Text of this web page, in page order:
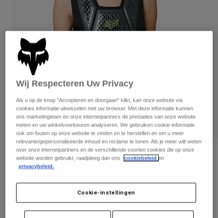
Broeken
Korte broeken
Beschermingen
Brillen
Sokken
Accessoires
Onderdelen
Broeken
Handschoenen
Jassen
Protections
Brillen
Sokken
Tassen & Accessoires
Alles bekijken
Women
Hoodies en truien
Jassen
Leggings & Broeken
Shirts
Alles bekijken
Beschermers
Socks
Alles bekijken
Helmen
Shirts
Pants
Boots
Beoordelingen
ZACHTE RUGBESCHERMER RACEFRAME
IMPACT D3O®
Artikelnummer26562-330-S/M
Wij Respecteren Uw Privacy
Als u op de knop "Accepteren en doorgaan" klikt, kan onze website via
cookies informatie uitwisselen met uw browser. Met deze informatie kunnen
ons marketingteam en onze internetpartners de prestaties van onze website
meten en uw winkelvoorkeuren analyseren. We gebruiken cookie-informatie
ook om fouten op onze website te vinden en te herstellen en om u meer
relevante/gepersonaliseerde inhoud en reclame te tonen. Als je meer wilt weten
over onze internetpartners en de verschillende soorten cookies die op onze
website worden gebruikt, raadpleeg dan ons
cookiebeleid en
privacybeleid.
Cookie-instellingen